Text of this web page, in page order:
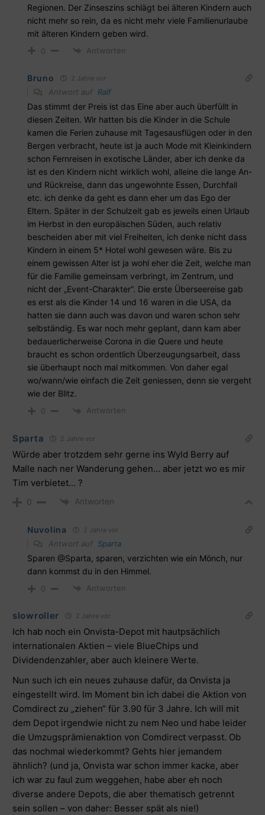
Regionen. Der Zinseszins schlägt bei älteren Kindern auch
nicht mehr so rein, da es nicht mehr viele Familienurlaube
mit älteren Kindern geben wird.
0 Antworten
Bruno 2 Jahre vor
Antwort auf Ralf
Das stimmt der Preis ist das Eine aber auch überfüllt in
diesen Zeiten. Wir hatten bis die Kinder in die Schule
kamen die Ferien zuhause mit Tagesausflügen oder in den
Bergen verbracht, heute ist ja auch Mode mit Kleinkindern
schon Fernreisen in exotische Länder, aber ich denke da
ist es den Kindern nicht wirklich wohl, alleine die lange An-
und Rückreise, dann das ungewohnte Essen, Durchfall
etc. ich denke da geht es dann eher um das Ego der
Eltern. Später in der Schulzeit gab es jeweils einen Urlaub
im Herbst in den europäischen Süden, auch relativ
bescheiden aber mit viel Freiheiten, ich denke nicht dass
Kindern in einem 5* Hotel wohl gewesen wäre. Bis zu
einem gewissen Alter ist ja wohl eher die Zeit, welche man
für die Familie gemeinsam verbringt, im Zentrum, und
nicht der „Event-Charakter“. Die erste Überseereise gab
es erst als die Kinder 14 und 16 waren in die USA, da
hatten sie dann auch was davon und waren schon sehr
selbständig. Es war noch mehr geplant, dann kam aber
bedauerlicherweise Corona in die Quere und heute
braucht es schon ordentlich Überzeugungsarbeit, dass
sie überhaupt noch mal mitkommen. Von daher egal
wo/wann/wie einfach die Zeit geniessen, denn sie vergeht
wie der Blitz.
0 Antworten
Sparta 2 Jahre vor
Würde aber trotzdem sehr gerne ins Wyld Berry auf
Malle nach ner Wanderung gehen… aber jetzt wo es mir
Tim verbietet… ?
0 Antworten
Nuvolina 2 Jahre vor
Antwort auf Sparta
Sparen @Sparta, sparen, verzichten wie ein Mönch, nur
dann kommst du in den Himmel.
0 Antworten
slowroller 2 Jahre vor
Ich hab noch ein Onvista-Depot mit hautpsächlich
internationalen Aktien – viele BlueChips und
Dividendenzahler, aber auch kleinere Werte.
Nun such ich ein neues zuhause dafür, da Onvista ja
eingestellt wird. Im Moment bin ich dabei die Aktion von
Comdirect zu „ziehen“ für 3.90 für 3 Jahre. Ich will mit
dem Depot irgendwie nicht zu nem Neo und habe leider
die Umzugsprämienaktion von Comdirect verpasst. Ob
das nochmal wiederkommt? Gehts hier jemandem
ähnlich? (und ja, Onvista war schon immer kacke, aber
ich war zu faul zum weggehen, habe aber eh noch
diverse andere Depots, die aber thematisch getrennt
sein sollen – von daher: Besser spät als nie!)